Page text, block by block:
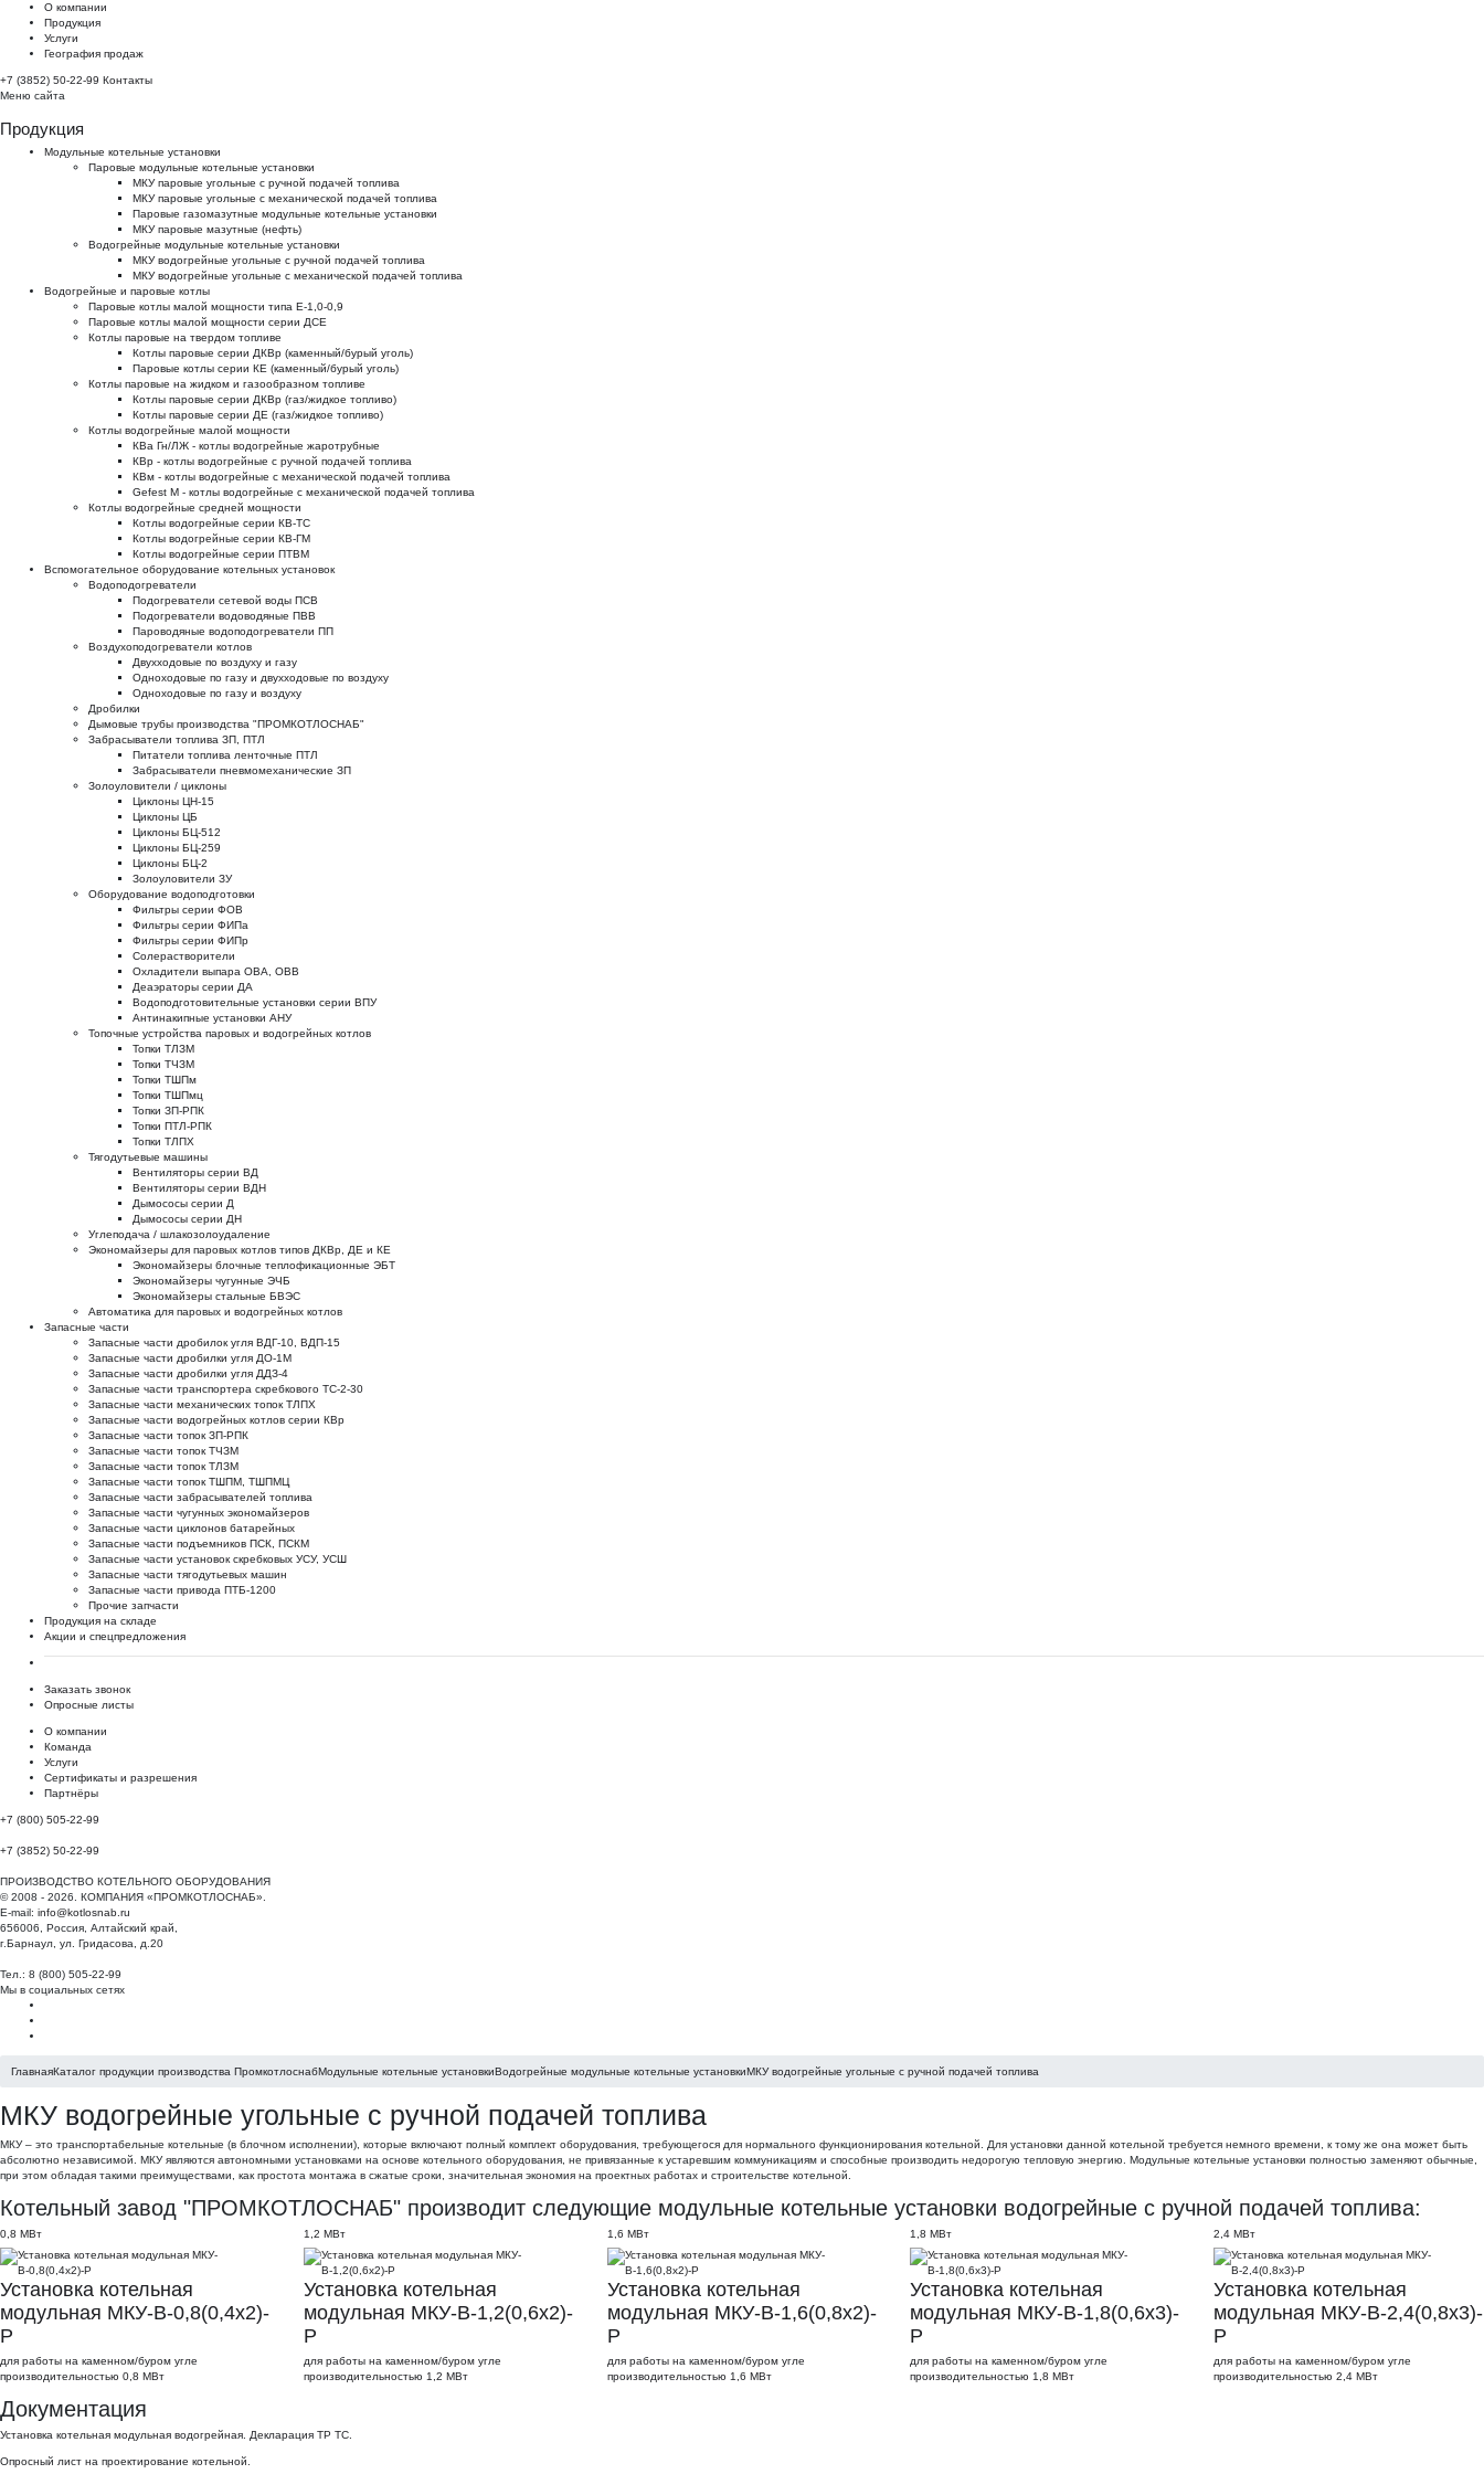
О компании
Продукция
Услуги
География продаж
+7 (3852) 50-22-99 Контакты
Меню сайта
Продукция
Модульные котельные установки
Паровые модульные котельные установки
МКУ паровые угольные с ручной подачей топлива
МКУ паровые угольные с механической подачей топлива
Паровые газомазутные модульные котельные установки
МКУ паровые мазутные (нефть)
Водогрейные модульные котельные установки
МКУ водогрейные угольные с ручной подачей топлива
МКУ водогрейные угольные с механической подачей топлива
Водогрейные и паровые котлы
Паровые котлы малой мощности типа Е-1,0-0,9
Паровые котлы малой мощности серии ДСЕ
Котлы паровые на твердом топливе
Котлы паровые серии ДКВр (каменный/бурый уголь)
Паровые котлы серии КЕ (каменный/бурый уголь)
Котлы паровые на жидком и газообразном топливе
Котлы паровые серии ДКВр (газ/жидкое топливо)
Котлы паровые серии ДЕ (газ/жидкое топливо)
Котлы водогрейные малой мощности
КВа Гн/ЛЖ - котлы водогрейные жаротрубные
КВр - котлы водогрейные с ручной подачей топлива
КВм - котлы водогрейные с механической подачей топлива
Gefest M - котлы водогрейные с механической подачей топлива
Котлы водогрейные средней мощности
Котлы водогрейные серии КВ-ТС
Котлы водогрейные серии КВ-ГМ
Котлы водогрейные серии ПТВМ
Вспомогательное оборудование котельных установок
Водоподогреватели
Подогреватели сетевой воды ПСВ
Подогреватели водоводяные ПВВ
Пароводяные водоподогреватели ПП
Воздухоподогреватели котлов
Двухходовые по воздуху и газу
Одноходовые по газу и двухходовые по воздуху
Одноходовые по газу и воздуху
Дробилки
Дымовые трубы производства "ПРОМКОТЛОСНАБ"
Забрасыватели топлива ЗП, ПТЛ
Питатели топлива ленточные ПТЛ
Забрасыватели пневмомеханические ЗП
Золоуловители / циклоны
Циклоны ЦН-15
Циклоны ЦБ
Циклоны БЦ-512
Циклоны БЦ-259
Циклоны БЦ-2
Золоуловители ЗУ
Оборудование водоподготовки
Фильтры серии ФОВ
Фильтры серии ФИПа
Фильтры серии ФИПр
Солерастворители
Охладители выпара ОВА, ОВВ
Деаэраторы серии ДА
Водоподготовительные установки серии ВПУ
Антинакипные установки АНУ
Топочные устройства паровых и водогрейных котлов
Топки ТЛЗМ
Топки ТЧЗМ
Топки ТШПм
Топки ТШПмц
Топки ЗП-РПК
Топки ПТЛ-РПК
Топки ТЛПХ
Тягодутьевые машины
Вентиляторы серии ВД
Вентиляторы серии ВДН
Дымососы серии Д
Дымососы серии ДН
Углеподача / шлакозолоудаление
Экономайзеры для паровых котлов типов ДКВр, ДЕ и КЕ
Экономайзеры блочные теплофикационные ЭБТ
Экономайзеры чугунные ЭЧБ
Экономайзеры стальные БВЭС
Автоматика для паровых и водогрейных котлов
Запасные части
Запасные части дробилок угля ВДГ-10, ВДП-15
Запасные части дробилки угля ДО-1М
Запасные части дробилки угля ДДЗ-4
Запасные части транспортера скребкового ТС-2-30
Запасные части механических топок ТЛПХ
Запасные части водогрейных котлов серии КВр
Запасные части топок ЗП-РПК
Запасные части топок ТЧЗМ
Запасные части топок ТЛЗМ
Запасные части топок ТШПМ, ТШПМЦ
Запасные части забрасывателей топлива
Запасные части чугунных экономайзеров
Запасные части циклонов батарейных
Запасные части подъемников ПСК, ПСКМ
Запасные части установок скребковых УСУ, УСШ
Запасные части тягодутьевых машин
Запасные части привода ПТБ-1200
Прочие запчасти
Продукция на складе
Акции и спецпредложения
Заказать звонок
Опросные листы
О компании
Команда
Услуги
Сертификаты и разрешения
Партнёры
+7 (800) 505-22-99
+7 (3852) 50-22-99
ПРОИЗВОДСТВО КОТЕЛЬНОГО ОБОРУДОВАНИЯ
© 2008 - 2026. КОМПАНИЯ «ПРОМКОТЛОСНАБ».
E-mail: info@kotlosnab.ru
656006
Россия Алтайский край
г.Барнаул ул. Гридасова, д.20
Тел.: 8 (800) 505-22-99
Мы в социальных сетях
ГлавнаяКаталог продукции производства ПромкотлоснабМодульные котельные установкиВодогрейные модульные котельные установкиМКУ водогрейные угольные с ручной подачей топлива
МКУ водогрейные угольные с ручной подачей топлива
МКУ – это транспортабельные котельные (в блочном исполнении), которые включают полный комплект оборудования, требующегося для нормального функционирования котельной. Для установки данной котельной требуется немного времени, к тому же она может быть
абсолютно независимой. МКУ являются автономными установками на основе котельного оборудования, не привязанные к устаревшим коммуникациям и способные производить недорогую тепловую энергию. Модульные котельные установки полностью заменяют обычные,
при этом обладая такими преимуществами, как простота монтажа в сжатые сроки, значительная экономия на проектных работах и строительстве котельной.
Котельный завод "ПРОМКОТЛОСНАБ" производит следующие модульные котельные установки водогрейные с ручной подачей топлива:
0,8 МВт
Установка котельная
модульная МКУ-В-0,8(0,4х2)-
Р
для работы на каменном/буром угле
производительностью 0,8 МВт
1,2 МВт
Установка котельная
модульная МКУ-В-1,2(0,6х2)-
Р
для работы на каменном/буром угле
производительностью 1,2 МВт
1,6 МВт
Установка котельная
модульная МКУ-В-1,6(0,8х2)-
Р
для работы на каменном/буром угле
производительностью 1,6 МВт
1,8 МВт
Установка котельная
модульная МКУ-В-1,8(0,6х3)-
Р
для работы на каменном/буром угле
производительностью 1,8 МВт
2,4 МВт
Установка котельная
модульная МКУ-В-2,4(0,8х3)-
Р
для работы на каменном/буром угле
производительностью 2,4 МВт
Документация
Установка котельная модульная водогрейная. Декларация ТР ТС.
Опросный лист на проектирование котельной.